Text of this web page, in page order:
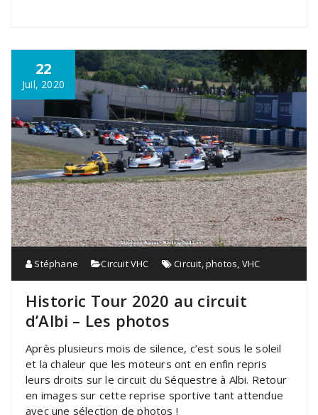
22
Juil, 2020
Stéphane Circuit VHC Circuit,photos, VHC
Historic Tour 2020 au circuit
d’Albi – Les photos
Après plusieurs mois de silence, c’est sous le soleil
et la chaleur que les moteurs ont en enfin repris
leurs droits sur le circuit du Séquestre à Albi. Retour
en images sur cette reprise sportive tant attendue
avec une sélection de photos !